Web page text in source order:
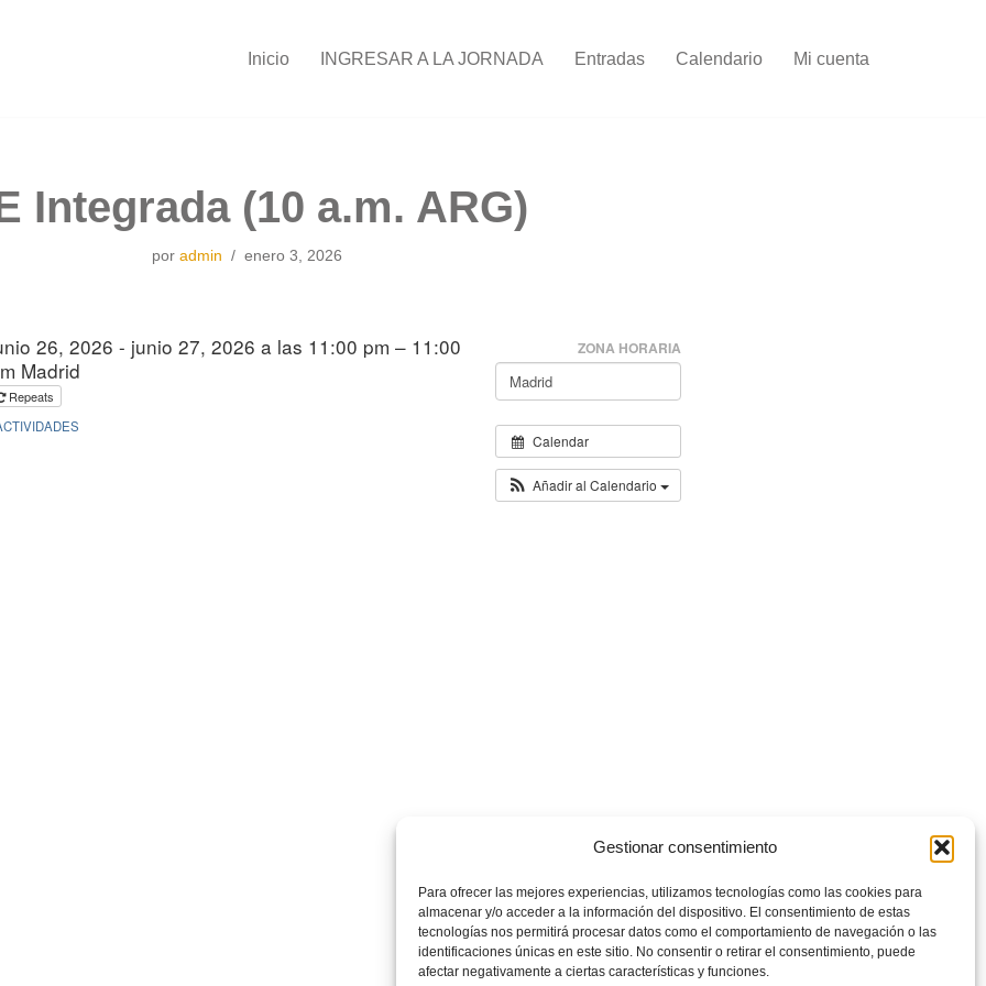
Gestionar consentimiento
Para ofrecer las mejores experiencias, utilizamos tecnologías como las cookies para
almacenar y/o acceder a la información del dispositivo. El consentimiento de estas
tecnologías nos permitirá procesar datos como el comportamiento de navegación o las
identificaciones únicas en este sitio. No consentir o retirar el consentimiento, puede
afectar negativamente a ciertas características y funciones.
Inicio INGRESAR A LA JORNADA Entradas Calendario Mi cuenta
Integrada (10 a.m. ARG)
por admin enero 3, 2026
ZONA HORARIA
Calendar
Añadir al Calendario
26, 2026 - junio 27, 2026 a las 11:00 pm – 11:00
Madrid
Repeats